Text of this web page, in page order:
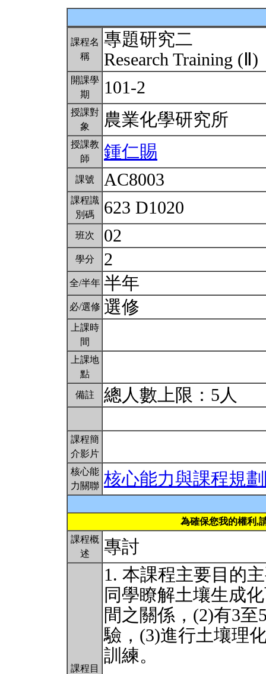
課程名
稱
專題研究二
Research Training (Ⅱ)
開課學
期
101-2
授課對
象
農業化學研究所
授課教
師
鍾仁賜
課號 AC8003
課程識
別碼
623 D1020
班次 02
學分 2
全/半年 半年
必/選修 選修
上課時
間
上課地
點
備註 總人數上限：5人
課程簡
介影片
核心能
力關聯 核心能力與課程規
為確保您我的權利,
課程概
述
專討
課程目
1. 本課程主要目的
同學瞭解土壤生成
間之關係，(2)有3
驗，(3)進行土壤理
訓練。